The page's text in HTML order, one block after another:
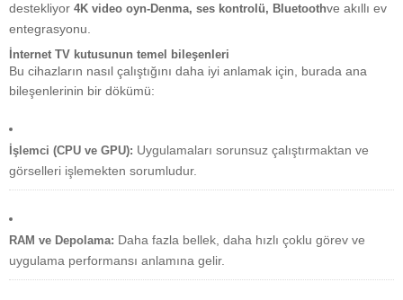
destekliyor 4K video oyn-Denma, ses kontrolü, Bluetoothve akıllı ev
entegrasyonu.
İnternet TV kutusunun temel bileşenleri
Bu cihazların nasıl çalıştığını daha iyi anlamak için, burada ana
bileşenlerinin bir dökümü:
İşlemci (CPU ve GPU): Uygulamaları sorunsuz çalıştırmaktan ve
görselleri işlemekten sorumludur.
RAM ve Depolama: Daha fazla bellek, daha hızlı çoklu görev ve
uygulama performansı anlamına gelir.